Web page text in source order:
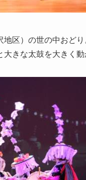
区）の世の中おど
きな太鼓を大きく